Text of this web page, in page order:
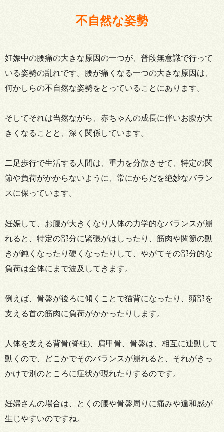
不自然な姿勢
妊娠中の腰痛の大きな原因の一つが、普段無意識で行って
いる姿勢の乱れです。腰が痛くなる一つの大きな原因は、
何かしらの不自然な姿勢をとっていることにあります。
そしてそれは当然ながら、赤ちゃんの成長に伴いお腹が大
きくなることと、深く関係しています。
二足歩行で生活する人間は、重力を分散させて、特定の関
節や負荷がかからないように、常にからだを絶妙なバラン
スに保っています。
妊娠して、お腹が大きくなり人体の力学的なバランスが崩
れると、特定の部分に緊張がはしったり、筋肉や関節の動
きが鈍くなったり硬くなったりして、やがてその部分的な
負荷は全体にまで波及してきます。
例えば、骨盤が後ろに傾くことで猫背になったり、頭部を
支える首の筋肉に負荷がかかったりします。
人体を支える背骨(脊柱)、肩甲骨、骨盤は、相互に連動して
動くので、どこかでそのバランスが崩れると、それがきっ
かけで別のところに症状が現れたりするのです。
妊婦さんの場合は、とくの腰や骨盤周りに痛みや違和感が
生じやすいのですね。